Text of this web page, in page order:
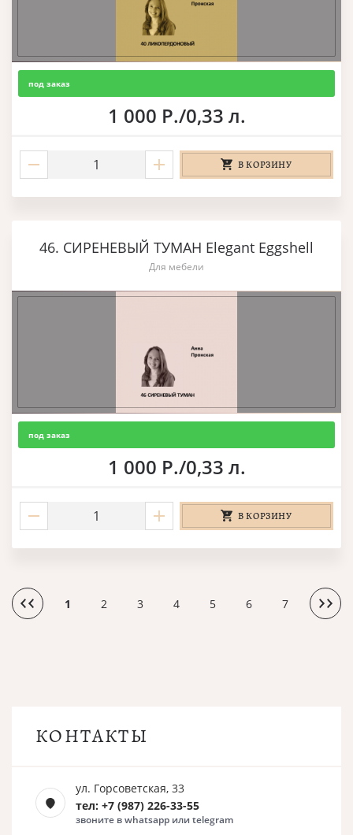
под заказ
1 000 Р./0,33 л.
В КОРЗИНУ
46. СИРЕНЕВЫЙ ТУМАН Elegant Eggshell
Для мебели
под заказ
1 000 Р./0,33 л.
В КОРЗИНУ
1 2 3 4 5 6 7
КОНТАКТЫ
ул. Горсоветская, 33
тел: +7 (987) 226-33-55
звоните в whatsapp или telegram